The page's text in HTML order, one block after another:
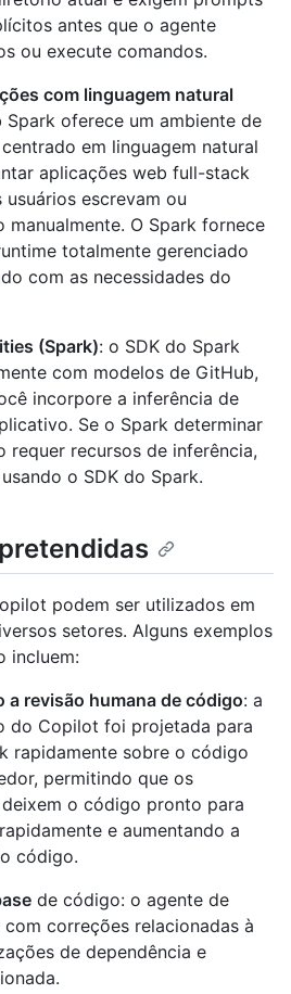
antes que o agente
ou execute comandos.
com linguagem natural
Spark oferece um ambiente de
em linguagem natural
aplicações web full-stack
escrevam ou
manualmente. O Spark fornece
totalmente gerenciado
com as necessidades do
(Spark): o SDK do Spark
com modelos de GitHub,
incorpore a inferência de
Se o Spark determinar
requer recursos de inferência,
o SDK do Spark.
podem ser utilizados em
setores. Alguns exemplos
incluem:
a revisão humana de código: a
do Copilot foi projetada para
rapidamente sobre o código
permitindo que os
o código pronto para
e aumentando a
código.
de código: o agente de
correções relacionadas à
de dependência e